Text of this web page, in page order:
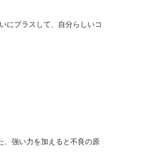
にプラスして、自分らしいコ
、強い力を加えると不良の原